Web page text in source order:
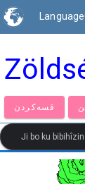
قسەكردن
Ji bo ku